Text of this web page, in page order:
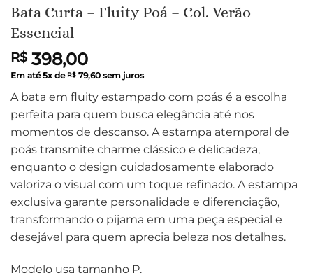
Bata Curta – Fluity Poá – Col. Verão
Essencial
R$398,00
Em até5x de R$ 79,60 sem juros
A bata em fluity estampado com poás é a escolha
perfeita para quem busca elegância até nos
momentos de descanso. A estampa atemporal de
poás transmite charme clássico e delicadeza,
enquanto o design cuidadosamente elaborado
valoriza o visual com um toque refinado. A estampa
exclusiva garante personalidade e diferenciação,
transformando o pijama em uma peça especial e
desejável para quem aprecia beleza nos detalhes.
Modelo usa tamanho P.